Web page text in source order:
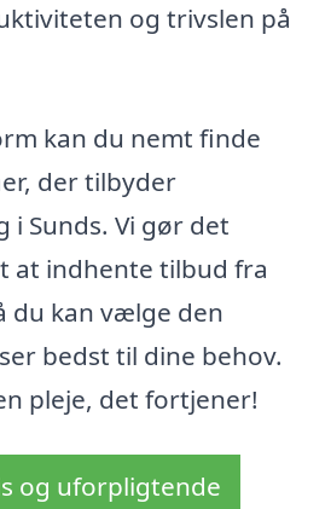
og trivslen på
kan du nemt finde
der tilbyder
Sunds. Vi gør det
at indhente tilbud fra
du kan vælge den
bedst til dine behov.
pleje, det fortjener!
og uforpligtende